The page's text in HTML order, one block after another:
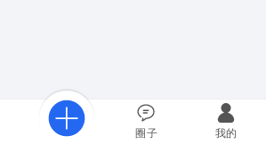
圈子 我的